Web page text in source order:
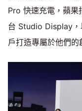
Pro 快速充電，蘋
台 Studio Display，
戶打造專屬於他們